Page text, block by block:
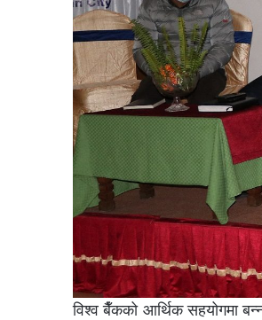
विश्व बैँकको आर्थिक सहयोगमा